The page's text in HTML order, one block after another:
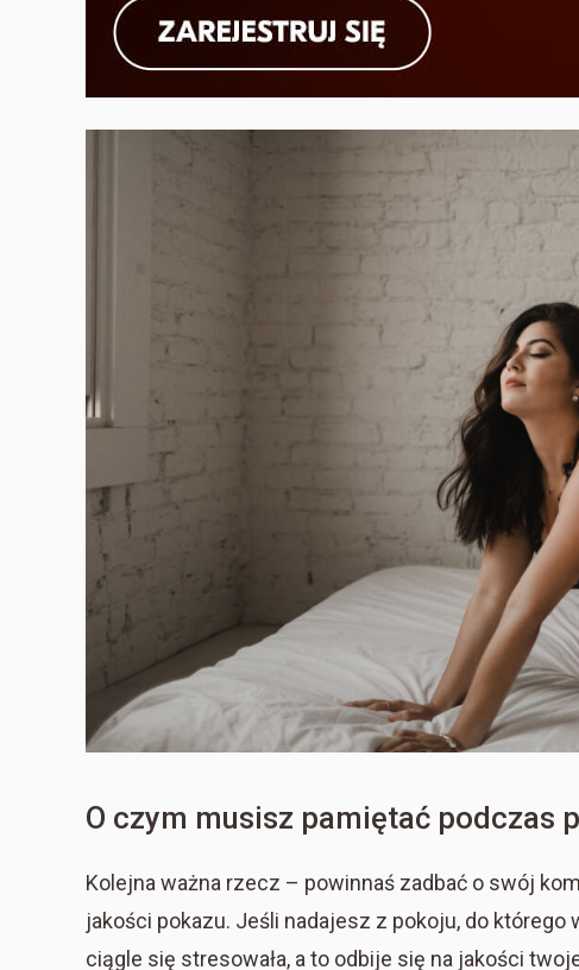
O czym musisz pamiętać podczas
Kolejna ważna rzecz – powinnaś zadbać o swój
jakości pokazu. Jeśli nadajesz z pokoju, do
ciągle się stresowała, a to odbije się na jakości